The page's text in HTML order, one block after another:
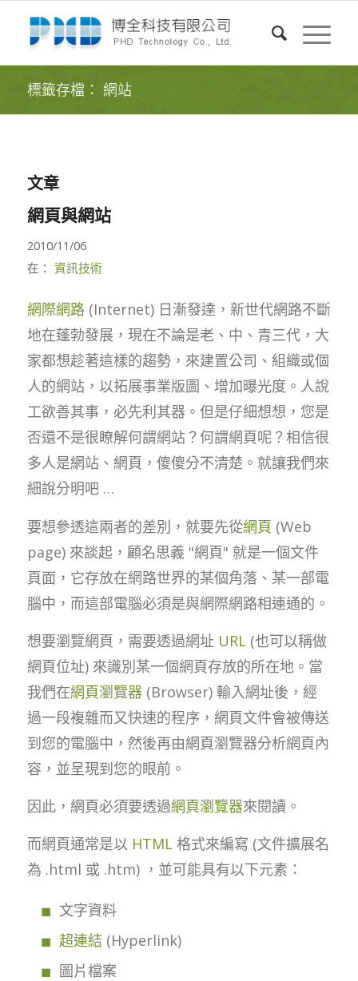
標籤存檔： 網站
文章
網頁與網站
2010/11/06
在： 資訊技術
網際網路(Internet) 日漸發達，新世代網路不斷
地在蓬勃發展，現在不論是老、中、青三代，大
家都想趁著這樣的趨勢，來建置公司、組織或個
人的網站，以拓展事業版圖、增加曝光度。人說
工欲善其事，必先利其器。但是仔細想想，您是
否還不是很瞭解何謂網站？何謂網頁呢？相信很
多人是網站、網頁，傻傻分不清楚。就讓我們來
細說分明吧 …
要想參透這兩者的差別，就要先從網頁 (Web
page) 來談起，顧名思義 "網頁" 就是一個文件
頁面，它存放在網路世界的某個角落、某一部電
腦中，而這部電腦必須是與網際網路相連通的。
想要瀏覽網頁，需要透過網址 URL(也可以稱做
網頁位址) 來識別某一個網頁存放的所在地。當
我們在網頁瀏覽器 (Browser) 輸入網址後，經
過一段複雜而又快速的程序，網頁文件會被傳送
到您的電腦中，然後再由網頁瀏覽器分析網頁內
容，並呈現到您的眼前。
因此，網頁必須要透過網頁瀏覽器來閱讀。
而網頁通常是以 HTML格式來編寫 (文件擴展名
為 .html 或 .htm) ，並可能具有以下元素：
文字資料
超連結 (Hyperlink)
圖片檔案